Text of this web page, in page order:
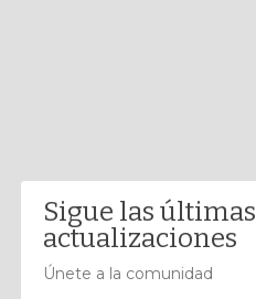
Sigue las últimas
actualizaciones
Únete a la comunidad